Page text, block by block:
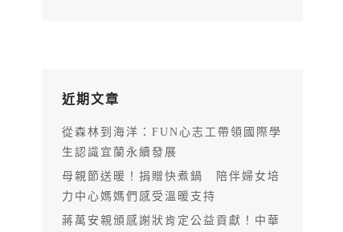
近期文章
從森林到海洋：FUN心志工帶領國際學
生認識宜蘭永續發展
母親節送暖！捐贈快煮鍋 陪伴婦女培
力中心媽媽們感受溫暖支持
蔣萬安親頒感謝狀肯定公益貢獻！中華